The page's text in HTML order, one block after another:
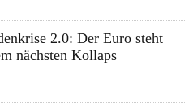
2.0: Der Euro steht
nächsten Kollaps